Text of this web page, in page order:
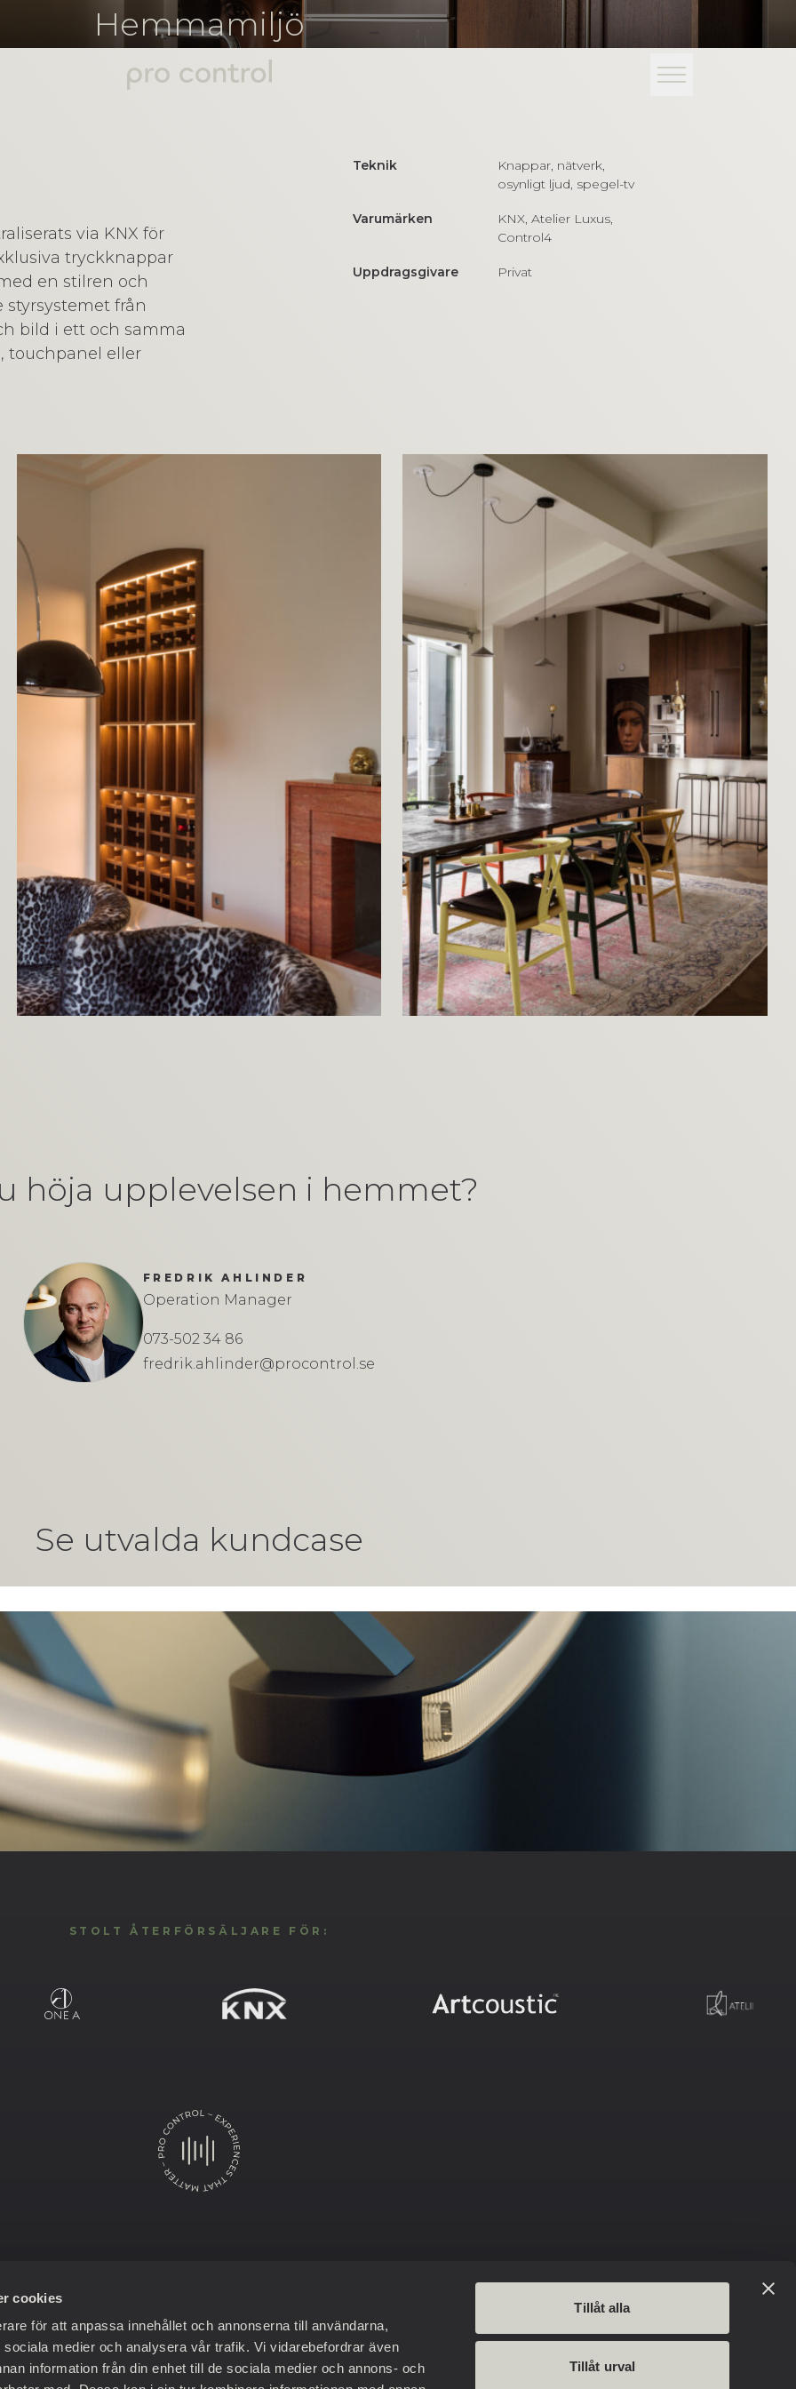
cookies
för att anpassa innehållet och annonserna till användarna,
medier och analysera vår trafik. Vi vidarebefordrar även
information från din enhet till de sociala medier och annons- och
Tillåt alla
Tillåt urval
Hemmamiljö
via KNX för
tryckknappar
en stilren och
styrsystemet från
bild i ett och samma
touchpanel eller
Teknik
Knappar, nätverk,
osynligt ljud, spegel-tv
Varumärken
KNX, Atelier Luxus,
Control4
Uppdragsgivare Privat
höja upplevelsen i hemmet?
FREDRIK AHLINDER
Operation Manager
073-502 34 86
fredrik.ahlinder@procontrol.se
Se utvalda kundcase
STOLT ÅTERFÖRSÄLJARE FÖR:
115 28 Stockholm
Instagram